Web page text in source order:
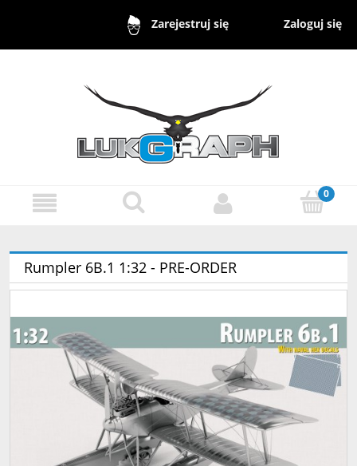
Zarejestruj się Zaloguj się
Rumpler 6B.1 1:32 - PRE-ORDER